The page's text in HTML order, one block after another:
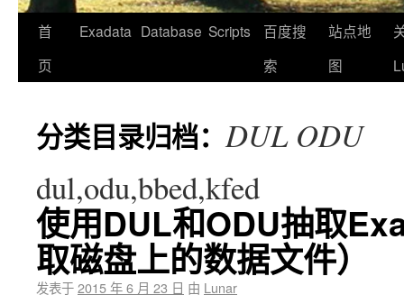
首
页
Exadata Database Scripts
百度搜
索
站点地
图
分类目录归档：DUL ODU
dul,odu,bbed,kfed
使用DUL和ODU抽取
取磁盘上的数据文件）
发表于2015 年 6 月 23 日 由 Lunar